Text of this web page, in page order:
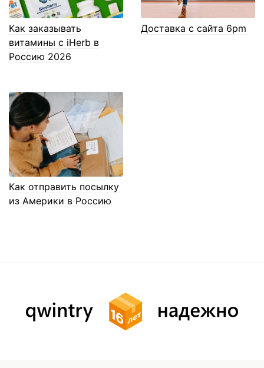
Как заказывать
витамины с iHerb в
Россию 2026
Доставка с сайта 6pm
Как отправить посылку
из Америки в Россию